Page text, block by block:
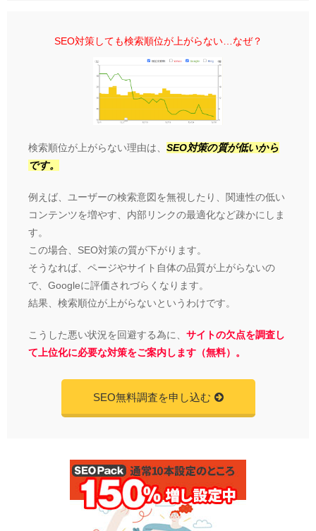
SEO対策しても検索順位が上がらない…なぜ？
検索順位が上がらない理由は、 SEO対策の質が低いから
です。
例えば、ユーザーの検索意図を無視したり、関連性の低い
コンテンツを増やす、内部リンクの最適化など疎かにしま
す。
この場合、SEO対策の質が下がります。
そうなれば、ページやサイト自体の品質が上がらないの
で、Googleに評価されづらくなります。
結果、検索順位が上がらないというわけです。
こうした悪い状況を回避する為に、 サイトの欠点を調査し
て上位化に必要な対策をご案内します（無料）。
SEO無料調査を申し込む